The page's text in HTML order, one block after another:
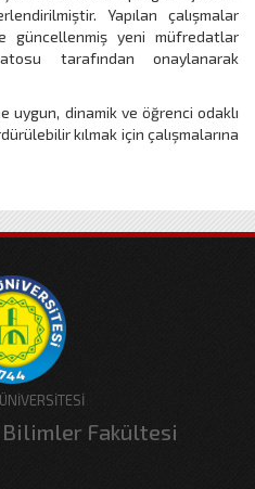
Yapılan çalışmalar
güncellenmiş yeni müfredatlar
tarafından onaylanarak
uygun, dinamik ve öğrenci odaklı
kılmak için çalışmalarına
Fakültesi